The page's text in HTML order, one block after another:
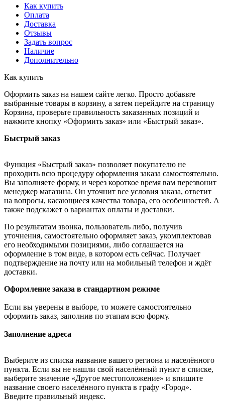
Как купить
Оплата
Доставка
Отзывы
Задать вопрос
Наличие
Дополнительно
Как купить
Оформить заказ на нашем сайте легко. Просто добавьте
выбранные товары в корзину, а затем перейдите на страницу
Корзина, проверьте правильность заказанных позиций и
нажмите кнопку «Оформить заказ» или «Быстрый заказ».
Быстрый заказ
Функция «Быстрый заказ» позволяет покупателю не
проходить всю процедуру оформления заказа самостоятельно.
Вы заполняете форму, и через короткое время вам перезвонит
менеджер магазина. Он уточнит все условия заказа, ответит
на вопросы, касающиеся качества товара, его особенностей. А
также подскажет о вариантах оплаты и доставки.
По результатам звонка, пользователь либо, получив
уточнения, самостоятельно оформляет заказ, укомплектовав
его необходимыми позициями, либо соглашается на
оформление в том виде, в котором есть сейчас. Получает
подтверждение на почту или на мобильный телефон и ждёт
доставки.
Оформление заказа в стандартном режиме
Если вы уверены в выборе, то можете самостоятельно
оформить заказ, заполнив по этапам всю форму.
Заполнение адреса
Выберите из списка название вашего региона и населённого
пункта. Если вы не нашли свой населённый пункт в списке,
выберите значение «Другое местоположение» и впишите
название своего населённого пункта в графу «Город».
Введите правильный индекс.